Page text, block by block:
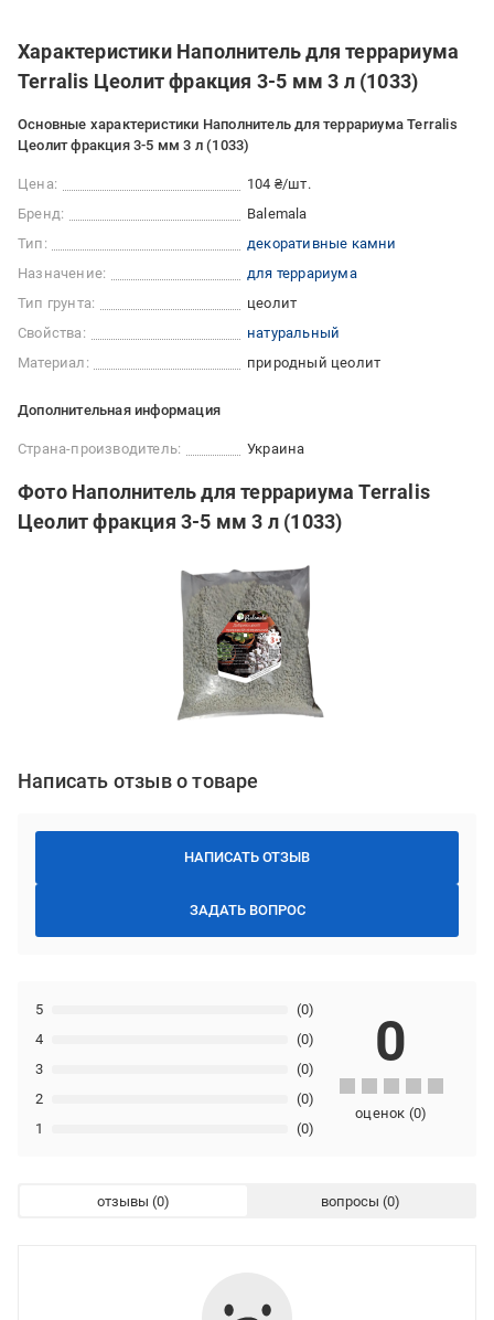
Характеристики Наполнитель для террариума
Terralis Цеолит фракция 3-5 мм 3 л (1033)
Основные характеристики Наполнитель для террариума Terralis
Цеолит фракция 3-5 мм 3 л (1033)
Цена:
104 ₴/шт.
Бренд:
Balemala
Тип:
декоративные камни
Назначение:
для террариума
Тип грунта:
цеолит
Свойства:
натуральный
Материал:
природный цеолит
Дополнительная информация
Страна-производитель: Украина
Фото Наполнитель для террариума Terralis
Цеолит фракция 3-5 мм 3 л (1033)
Написать отзыв о товаре
НАПИСАТЬ ОТЗЫВ
ЗАДАТЬ ВОПРОС
1 (0)
2 (0)
3 (0)
4 (0)
5 (0)
0
оценок (0)
отзывы вопросы